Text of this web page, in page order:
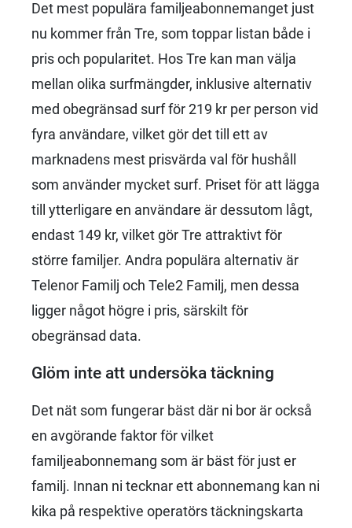
Det mest populära familjeabonnemanget just
nu kommer från Tre, som toppar listan både i
pris och popularitet. Hos Tre kan man välja
mellan olika surfmängder, inklusive alternativ
med obegränsad surf för 219 kr per person vid
fyra användare, vilket gör det till ett av
marknadens mest prisvärda val för hushåll
som använder mycket surf. Priset för att lägga
till ytterligare en användare är dessutom lågt,
endast 149 kr, vilket gör Tre attraktivt för
större familjer. Andra populära alternativ är
Telenor Familj och Tele2 Familj, men dessa
ligger något högre i pris, särskilt för
obegränsad data.
Glöm inte att undersöka täckning
Det nät som fungerar bäst där ni bor är också
en avgörande faktor för vilket
familjeabonnemang som är bäst för just er
familj. Innan ni tecknar ett abonnemang kan ni
kika på respektive operatörs täckningskarta